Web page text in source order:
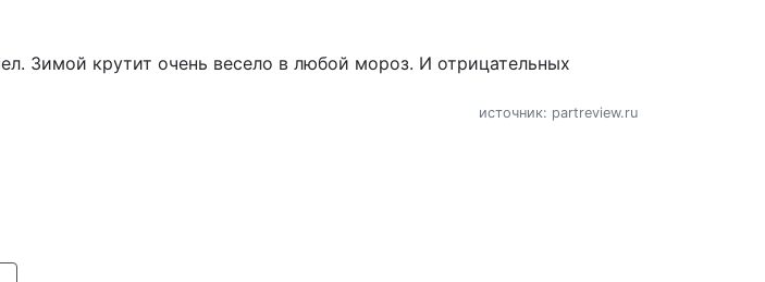
Зимой крутит очень весело в любой мороз. И отрицательных
источник: partreview.ru